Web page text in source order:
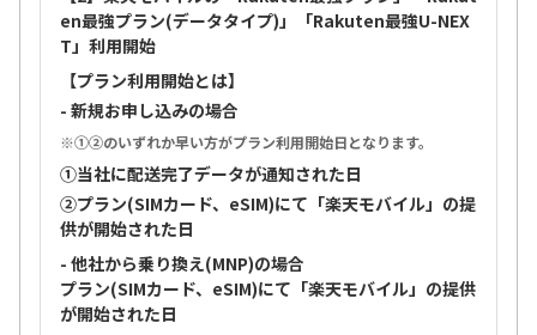
en最強プラン(データタイプ)」「Rakuten最強U-NEX
T」利用開始
【プラン利用開始とは】
- 新規お申し込みの場合
①②のいずれか早い方がプラン利用開始日となります。
①当社に配送完了データが通知された日
②プラン(SIMカード、eSIM)にて「楽天モバイル」の提
供が開始された日
- 他社から乗り換え(MNP)の場合
プラン(SIMカード、eSIM)にて「楽天モバイル」の提供
が開始された日